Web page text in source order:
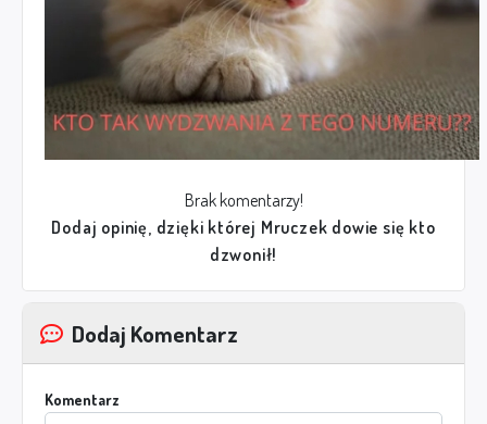
Brak komentarzy!
Dodaj opinię, dzięki której Mruczek dowie się kto
dzwonił!
Dodaj Komentarz
Komentarz